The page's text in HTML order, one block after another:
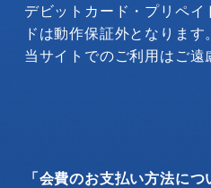
デビットカード・プリペ
ドは動作保証外となります。
当サイトでのご利用はご遠
「会費のお支払い方法に